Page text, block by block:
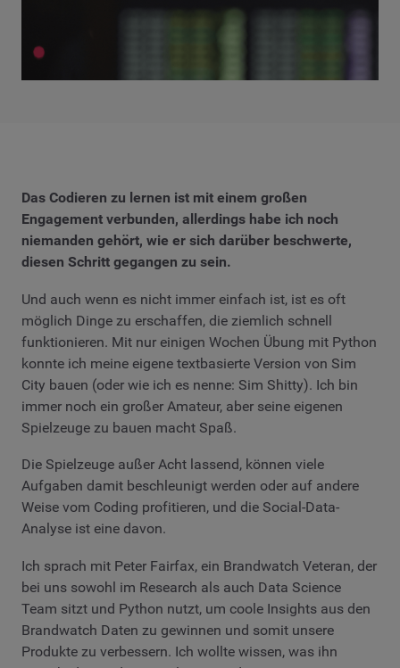
Das Codieren zu lernen ist mit einem großen
Engagement verbunden, allerdings habe ich noch
niemanden gehört, wie er sich darüber beschwerte,
diesen Schritt gegangen zu sein.
Und auch wenn es nicht immer einfach ist, ist es oft
möglich Dinge zu erschaffen, die ziemlich schnell
funktionieren. Mit nur einigen Wochen Übung mit Python
konnte ich meine eigene textbasierte Version von Sim
City bauen (oder wie ich es nenne: Sim Shitty). Ich bin
immer noch ein großer Amateur, aber seine eigenen
Spielzeuge zu bauen macht Spaß.
Die Spielzeuge außer Acht lassend, können viele
Aufgaben damit beschleunigt werden oder auf andere
Weise vom Coding profitieren, und die Social-Data-
Analyse ist eine davon.
Ich sprach mit Peter Fairfax, ein Brandwatch Veteran, der
bei uns sowohl im Research als auch Data Science
Team sitzt und Python nutzt, um coole Insights aus den
Brandwatch Daten zu gewinnen und somit unsere
Produkte zu verbessern. Ich wollte wissen, was ihn